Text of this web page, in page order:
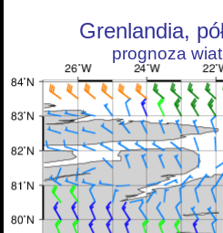
Grenlandia,
prognoza